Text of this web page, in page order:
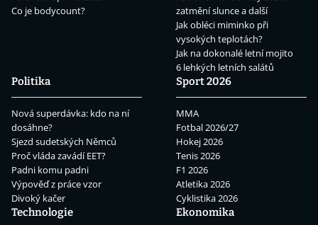
Co je bodycount?
zatmění slunce a další
Jak obléci miminko při
vysokých teplotách?
Jak na dokonalé letní mojito
6 lehkých letních salátů
Politika
Nová superdávka: kdo na ní
dosáhne?
Sjezd sudetských Němců
Proč vláda zavádí EET?
Padni komu padni
Výpověď z práce vzor
Divoký kačer
Sport 2026
MMA
Fotbal 2026/27
Hokej 2026
Tenis 2026
F1 2026
Atletika 2026
Cyklistika 2026
Technologie
Ekonomika